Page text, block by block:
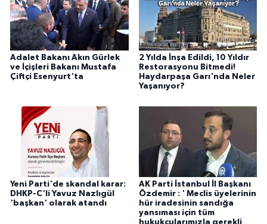
Adalet Bakanı Akın Gürlek
ve İçişleri Bakanı Mustafa
Çiftçi Esenyurt'ta
2 Yılda İnşa Edildi, 10 Yıldır
Restorasyonu Bitmedi!
Haydarpaşa Garı'nda Neler
Yaşanıyor?
Yeni Parti'de skandal karar:
DHKP-C'li Yavuz Nazlıgül
'başkan' olarak atandı
AK Parti İstanbul İl Başkanı
Özdemir : ' Meclis üyelerinin
hür iradesinin sandığa
yansıması için tüm
hukukçularımızla gerekli